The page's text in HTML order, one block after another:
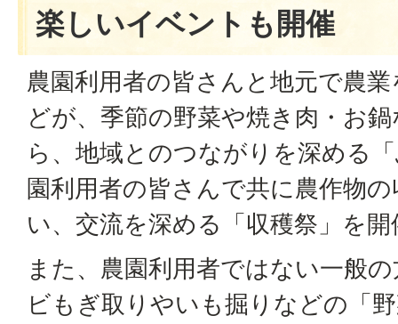
楽しいイベントも開催
農園利用者の皆さんと地元で農
どが、季節の野菜や焼き肉・お
ら、地域とのつながりを深める
園利用者の皆さんで共に農作物
い、交流を深める「収穫祭」を
また、農園利用者ではない一般
ビもぎ取りやいも掘りなどの「